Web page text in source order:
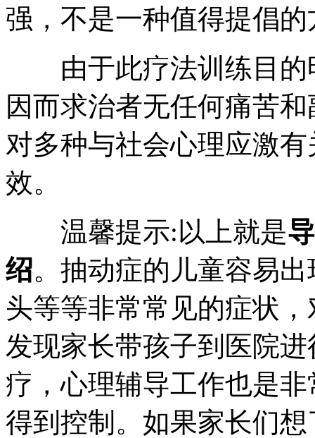
强，不是一种值得提倡的
由于此疗法训练目的
因而求治者无任何痛苦
对多种与社会心理应激
效。
温馨提示:以上就是
绍。抽动症的儿童容易
头等等非常常见的症状
发现家长带孩子到医院
疗，心理辅导工作也是
得到控制。如果家长们